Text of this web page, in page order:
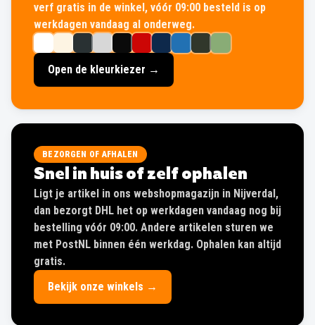
verf gratis in de winkel, vóór 09:00 besteld is op
werkdagen vandaag al onderweg.
Open de kleurkiezer →
BEZORGEN OF AFHALEN
Snel in huis of zelf ophalen
Ligt je artikel in ons webshopmagazijn in Nijverdal,
dan bezorgt DHL het op werkdagen vandaag nog bij
bestelling vóór 09:00. Andere artikelen sturen we
met PostNL binnen één werkdag. Ophalen kan altijd
gratis.
Bekijk onze winkels →